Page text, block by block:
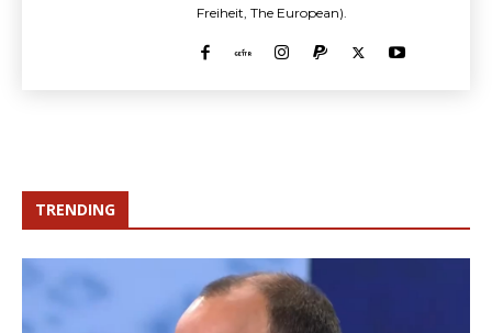
Freiheit, The European).
TRENDING